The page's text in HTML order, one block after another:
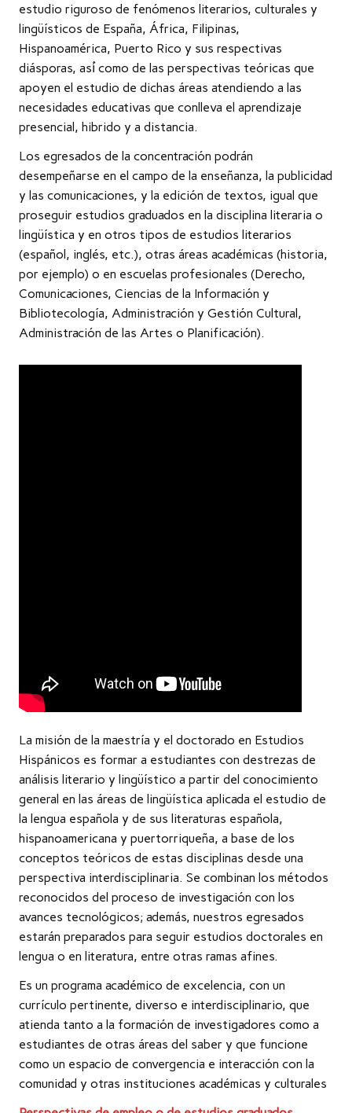
estudio riguroso de fenómenos literarios, culturales y
lingüísticos de España, África, Filipinas,
Hispanoamérica, Puerto Rico y sus respectivas
diásporas, así́ como de las perspectivas teóricas que
apoyen el estudio de dichas áreas atendiendo a las
necesidades educativas que conlleva el aprendizaje
presencial, hibrido y a distancia.
Los egresados de la concentración podrán
desempeñarse en el campo de la enseñanza, la publicidad
y las comunicaciones, y la edición de textos, igual que
proseguir estudios graduados en la disciplina literaria o
lingüística y en otros tipos de estudios literarios
(español, inglés, etc.), otras áreas académicas (historia,
por ejemplo) o en escuelas profesionales (Derecho,
Comunicaciones, Ciencias de la Información y
Bibliotecología, Administración y Gestión Cultural,
Administración de las Artes o Planificación).
La misión de la maestría y el doctorado en Estudios
Hispánicos es formar a estudiantes con destrezas de
análisis literario y lingüístico a partir del conocimiento
general en las áreas de lingüística aplicada el estudio de
la lengua española y de sus literaturas española,
hispanoamericana y puertorriqueña, a base de los
conceptos teóricos de estas disciplinas desde una
perspectiva interdisciplinaria. Se combinan los métodos
reconocidos del proceso de investigación con los
avances tecnológicos; además, nuestros egresados
estarán preparados para seguir estudios doctorales en
lengua o en literatura, entre otras ramas afines.
Es un programa académico de excelencia, con un
currículo pertinente, diverso e interdisciplinario, que
atienda tanto a la formación de investigadores como a
estudiantes de otras áreas del saber y que funcione
como un espacio de convergencia e interacción con la
comunidad y otras instituciones académicas y culturales